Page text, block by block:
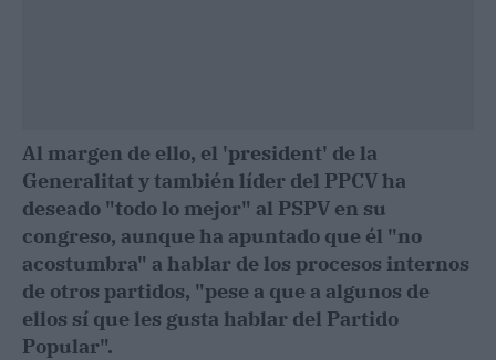
Al margen de ello, el 'president' de la
Generalitat y también líder del PPCV ha
deseado "todo lo mejor" al PSPV en su
congreso, aunque ha apuntado que él "no
acostumbra" a hablar de los procesos internos
de otros partidos, "pese a que a algunos de
ellos sí que les gusta hablar del Partido
Popular".